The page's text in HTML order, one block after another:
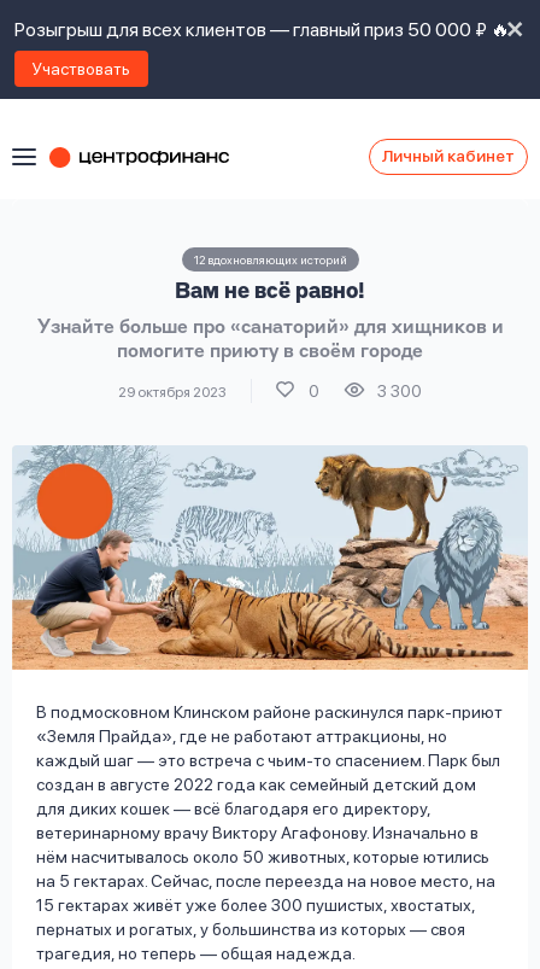
Розыгрыш для всех клиентов — главный приз 50 000 ₽ 🔥
Участвовать
Личный кабинет
12 вдохновляющих историй
Вам не всё равно!
Узнайте больше про «санаторий» для хищников и
помогите приюту в своём городе
29 октября 2023 0 3 300
В подмосковном Клинском районе раскинулся парк-приют
«Земля Прайда», где не работают аттракционы, но
каждый шаг — это встреча с чьим-то спасением. Парк был
создан в августе 2022 года как семейный детский дом
для диких кошек — всё благодаря его директору,
ветеринарному врачу Виктору Агафонову. Изначально в
нём насчитывалось около 50 животных, которые ютились
на 5 гектарах. Сейчас, после переезда на новое место, на
15 гектарах живёт уже более 300 пушистых, хвостатых,
пернатых и рогатых, у большинства из которых — своя
трагедия, но теперь — общая надежда.
Оформить заявку
Войти под другим номером
контакты
Задать
вопрос
Ответы
на
вопросы
правилами
политикой
согласие
обработку
личных
данных